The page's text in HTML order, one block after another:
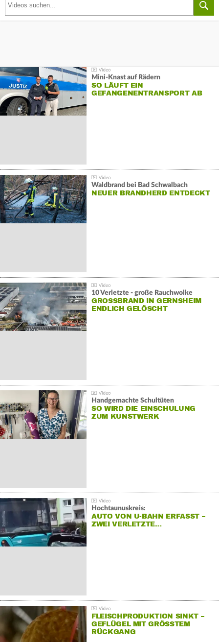
Mini-Knast auf Rädern
SO LÄUFT EIN
GEFANGENENTRANSPORT AB
Waldbrand bei Bad Schwalbach
NEUER BRANDHERD ENTDECKT
10 Verletzte - große Rauchwolke
GROSSBRAND IN GERNSHEIM E
NDLICH GELÖSCHT
Handgemachte Schultüten
SO WIRD DIE EINSCHULUNG
ZUM KUNSTWERK
Hochtaunuskreis:
AUTO VON U-BAHN ERFASST –
ZWEI VERLETZTE…
FLEISCHPRODUKTION SINKT –
GEFLÜGEL MIT GRÖSSTEM R
ÜCKGANG